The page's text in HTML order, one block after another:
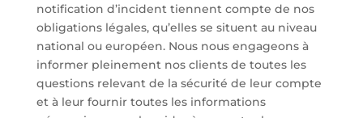
notification d’incident tiennent compte de nos
obligations légales, qu’elles se situent au niveau
national ou européen. Nous nous engageons à
informer pleinement nos clients de toutes les
questions relevant de la sécurité de leur compte
et à leur fournir toutes les informations